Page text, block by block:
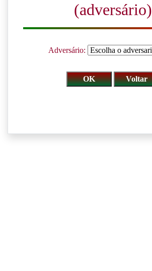
(adversário)
Adversário: